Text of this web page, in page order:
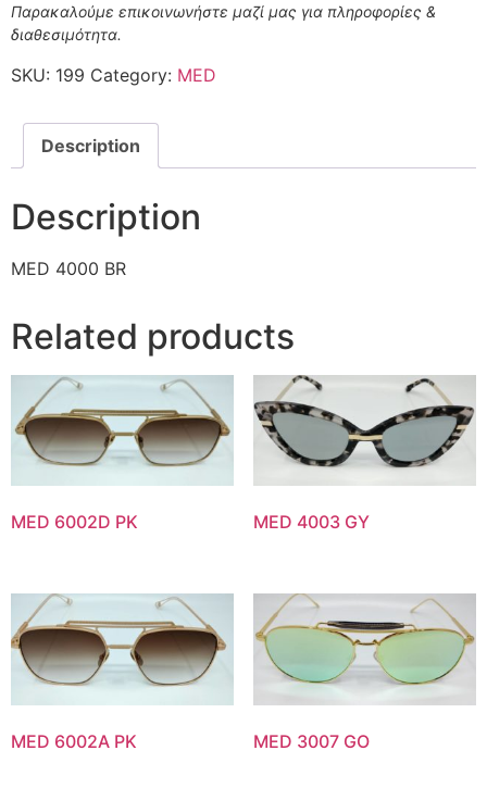
Παρακαλούμε επικοινωνήστε μαζί μας για πληροφορίες &
διαθεσιμότητα.
SKU: 199 Category: MED
Description
Description
MED 4000 BR
Related products
MED 6002D PK MED 4003 GY
MED 6002A PK MED 3007 GO